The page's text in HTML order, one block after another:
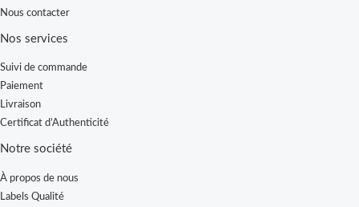
Nous contacter
Nos services
Suivi de commande
Paiement
Livraison
Certificat d’Authenticité
Notre société
À propos de nous
Labels Qualité